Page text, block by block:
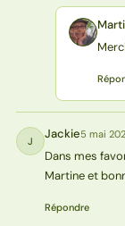
MP
J Jackie5 mai
Dans mes
Martine et
Répondre